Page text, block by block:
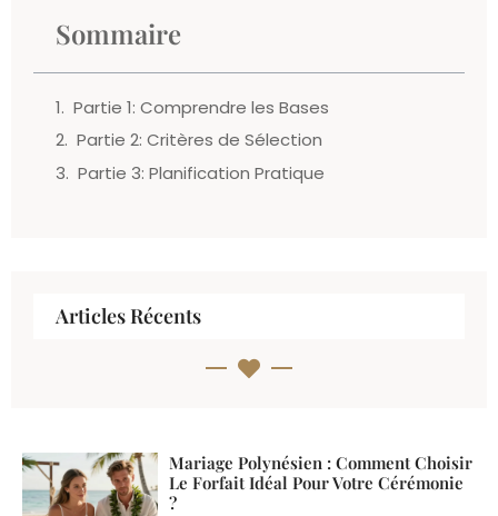
Sommaire
Partie 1: Comprendre les Bases
Partie 2: Critères de Sélection
Partie 3: Planification Pratique
Articles Récents
Mariage Polynésien : Comment Choisir
Le Forfait Idéal Pour Votre Cérémonie
?